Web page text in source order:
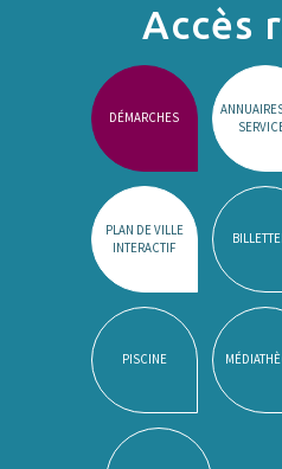
Accès
DÉMARCHES
PLAN DE VILLE
INTERACTIF
PISCINE